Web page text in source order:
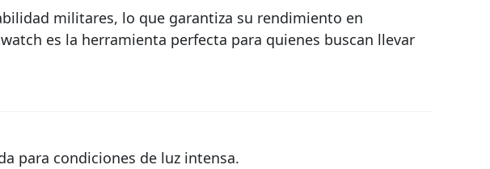
militares, lo que garantiza su rendimiento en
es la herramienta perfecta para quienes buscan llevar
para condiciones de luz intensa.